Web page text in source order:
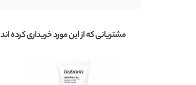
مشتریانی که از این مورد خریداری کرده اند